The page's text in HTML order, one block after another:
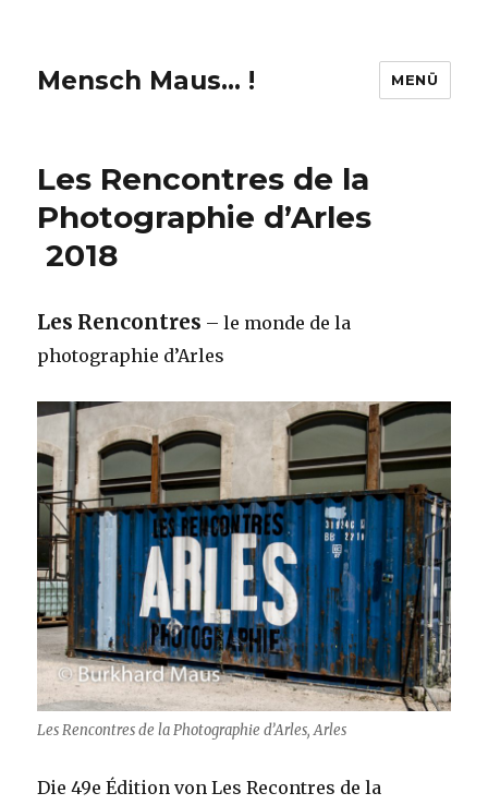
Mensch Maus… ! MENÜ
Les Rencontres de la
Photographie d’Arles
2018
Les Rencontres – le monde de la
photographie d’Arles
Les Rencontres de la Photographie d’Arles, Arles
Die 49e Édition von Les Recontres de la